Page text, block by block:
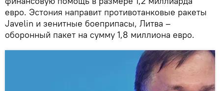
евро. Эстония направит противотанковые ракеты
Javelin и зенитные боеприпасы, Литва –
оборонный пакет на сумму 1,8 миллиона евро.